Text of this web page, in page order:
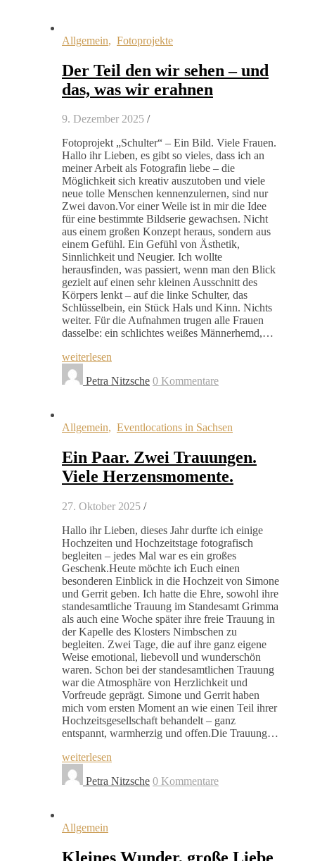
Allgemein, Fotoprojekte
Der Teil den wir sehen – und
das, was wir erahnen
9. Dezember 2025 /
Fotoprojekt „Schulter“ – Ein Bild. Viele Frauen.
Hallo ihr Lieben, es gibt so vieles, dass ich an
meiner Arbeit als Fotografin liebe – die
Möglichkeit sich kreativ auszutoben und viele
neue tolle Menschen kennenzulernen, sind nur
Zwei davon.Vor einer Weile ist in mir die Idee
für eine bestimmte Bildserie gewachsen. Nicht
aus einem großen Konzept heraus, sondern aus
einem Gefühl. Ein Gefühl von Ästhetik,
Sinnlichkeit und Neugier. Ich wollte
herausfinden, was passiert, wenn man den Blick
gezielt auf einen sehr kleinen Ausschnitt des
Körpers lenkt – auf die linke Schulter, das
Schlüsselbein, ein Stück Hals und Kinn. Nichts
weiter. Für die Aufnahmen trugen alle Frauen
dasselbe: ein schlichtes weißes Männerhemd,…
weiterlesen
Petra Nitzsche 0 Kommentare
Allgemein, Eventlocations in Sachsen
Ein Paar. Zwei Trauungen.
Viele Herzensmomente.
27. Oktober 2025 /
Hallo ihr Lieben, dieses Jahr durfte ich einige
Hochzeiten und Hochzeitstage fotografisch
begleiten – jedes Mal war es ein großes
Geschenk.Heute möchte ich Euch einen
besonderen Einblick in die Hochzeit von Simone
und Gerrit geben. Ich hatte die Ehre, sowohl ihre
standesamtliche Trauung im Standesamt Grimma
als auch eine Woche später ihre freie Trauung in
der Kapelle des Klosters Nimbschen zu
begleiten. Zwei Tage, die auf ihre ganz eigene
Weise emotional, liebevoll und wunderschön
waren. Schon bei der standesamtlichen Trauung
war die Atmosphäre von Herzlichkeit und
Vorfreude geprägt. Simone und Gerrit haben
mich vom ersten Moment an wie einen Teil ihrer
Hochzeitsgesellschaft behandelt – ganz
entspannt, warmherzig und offen.Die Trauung…
weiterlesen
Petra Nitzsche 0 Kommentare
Allgemein